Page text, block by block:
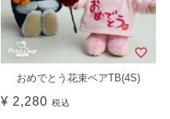
おめでとう花束ベアTB(4S)
¥ 2,280 税込